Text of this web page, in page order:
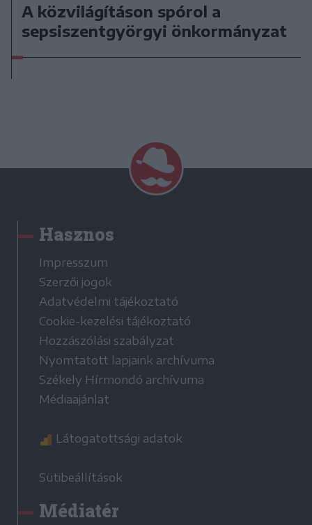
A közvilágításon spórol a
sepsiszentgyörgyi önkormányzat
Hasznos
Impresszum
Szerzői jogok
Adatvédelmi tájékoztató
Cookie-kezelési tájékoztató
Hozzászólási szabályzat
Nyomtatott lapjaink archívuma
Székely Hírmondó archívuma
Médiaajánlat
Látogatottsági adatok
Sütibeállítások
Médiatér